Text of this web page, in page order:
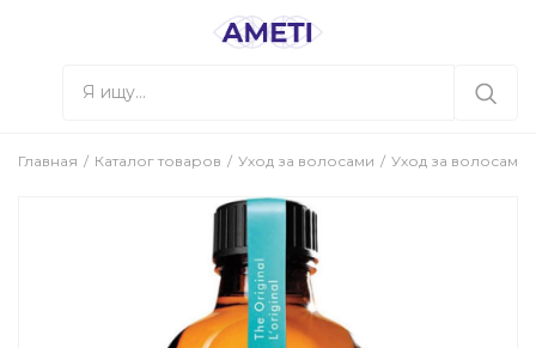
Главная Каталог товаров Уход за волосами Уход за волосами